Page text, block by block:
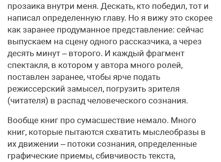
прозаика внутри меня. Дескать, кто победил, тот и
написал определенную главу. Но я вижу это скорее
как заранее продуманное представление: сейчас
выпускаем на сцену одного рассказчика, а через
десять минут – второго. И каждый фрагмент
спектакля, в котором у автора много ролей,
поставлен заранее, чтобы ярче подать
режиссерский замысел, погрузить зрителя
(читателя) в распад человеческого сознания.
Вообще книг про сумасшествие немало. Много
книг, которые пытаются схватить мысле­образы в
их движении – потоки сознания, определенные
графические приемы, сбивчивость текста,